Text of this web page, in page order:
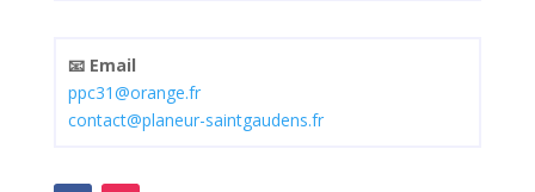
📧 Email
ppc31@orange.fr
contact@planeur-saintgaudens.fr